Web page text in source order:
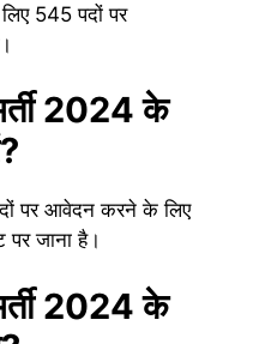
545 पदों पर
2024 के
पर आवेदन करने के लिए
पर जाना है।
2024 के